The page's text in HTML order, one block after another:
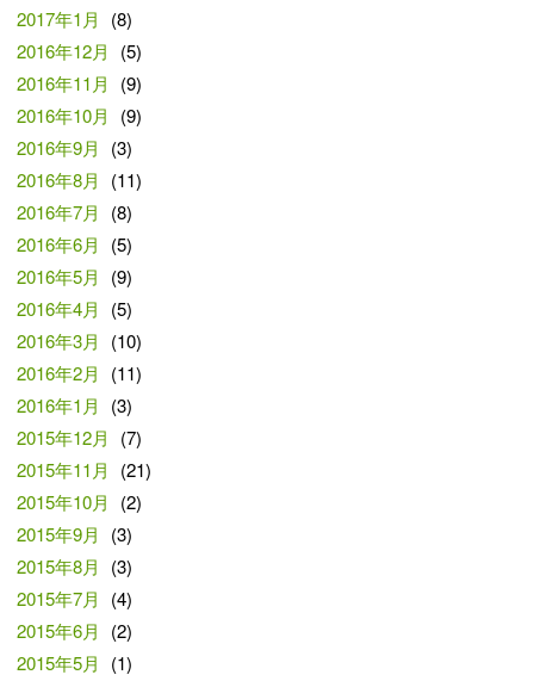
2017年1月
(8)
2016年12月
(5)
2016年11月
(9)
2016年10月
(9)
2016年9月
(3)
2016年8月
(11)
2016年7月
(8)
2016年6月
(5)
2016年5月
(9)
2016年4月
(5)
2016年3月
(10)
2016年2月
(11)
2016年1月
(3)
2015年12月
(7)
2015年11月
(21)
2015年10月
(2)
2015年9月
(3)
2015年8月
(3)
2015年7月
(4)
2015年6月
(2)
2015年5月
(1)